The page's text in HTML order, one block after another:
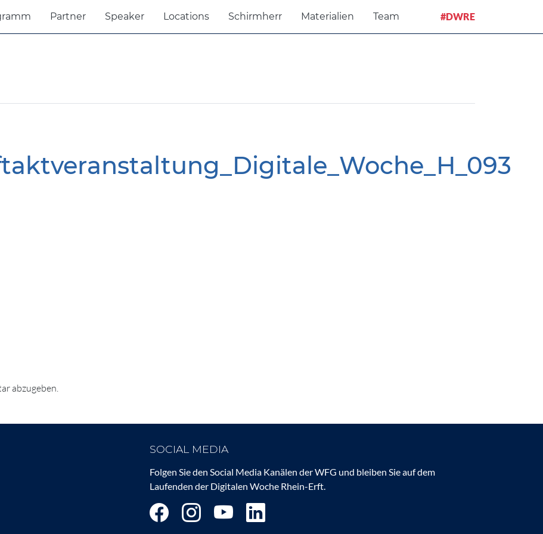
Partner Speaker Locations Schirmherr Materialien Team #DWRE
abzugeben.
SOCIAL MEDIA
Folgen Sie den Social Media Kanälen der WFG und bleiben Sie auf dem
Laufenden der Digitalen Woche Rhein-Erft.